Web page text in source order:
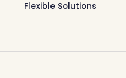
Flexible Solutions